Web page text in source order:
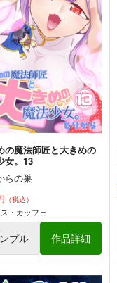
と魔法記師6
らの巣
円（税込）
ナル
ベル・メリオン
・グレース
ホワイト
プル カート
の魔法師匠と大きめの
女。13
らの巣
（税込）
・カッフェ
プル 作品詳細